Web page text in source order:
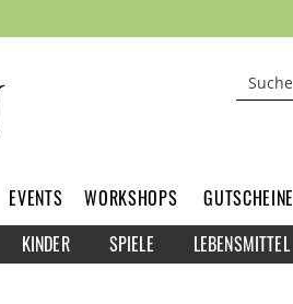
KINDER SPIELE LEBENSMITTEL
EVENTS WORKSHOPS GUTSCHEINE